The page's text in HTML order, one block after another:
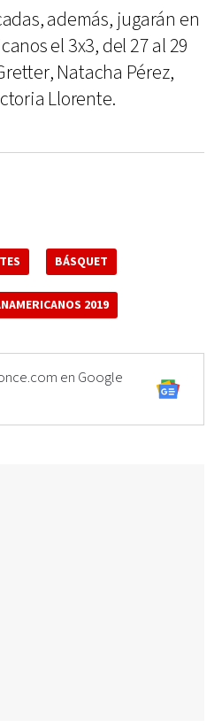
además, jugarán en
el 3x3, del 27 al 29
Natacha Pérez,
Llorente.
BÁSQUET
2019
en Google